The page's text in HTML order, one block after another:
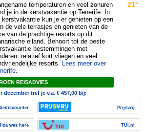
temperaturen en veel zonuren
je in de kerstvakantie op Tenerife. In
kerstvakantie kun je er genieten op een
de vele terrasjes en genieten van de
van de prachtige resorts op dit
eiland. Behoort tot de beste
bestemmingen met
relatief kort vliegen en veel
resorts. Lees meer over
.
REISADVIES
21°
tref je v.a. € 457,00 bij:
was here
Prijsvrij
TUI.nl